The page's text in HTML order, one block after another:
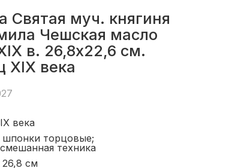
Святая муч. княгиня
Чешская масло
в. 26,8x22,6 см.
ХIХ века
века
шпонки торцовые;
техника
см